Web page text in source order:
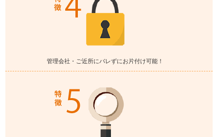
管理会社・ご近所にバレずにお片付け可能！